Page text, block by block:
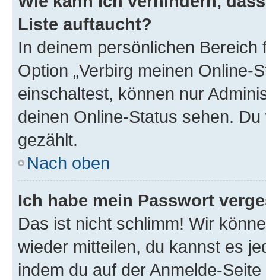
Liste auftaucht?
In deinem persönlichen
Option „Verbirg meinen Online-
einschaltest, können nur
deinen Online-Status sehen.
gezählt.
Nach oben
Ich habe mein Passwort
Das ist nicht schlimm! Wir
wieder mitteilen, du kannst es
indem du auf der Anmelde-